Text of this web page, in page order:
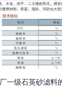
一级石英砂滤料